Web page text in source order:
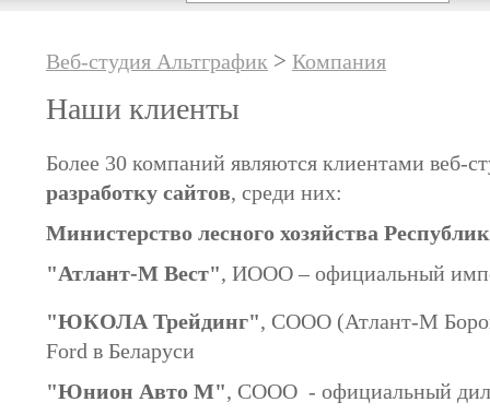
Веб-студия Альтграфик > Компания
Наши клиенты
Более 30 компаний являются клиентами веб-
разработку сайтов, среди них:
Министерство лесного хозяйства
"Атлант-М Вест", ИООО – официальный
"ЮКОЛА Трейдинг", СООО (Атлант-М
Ford в Беларуси
"Юнион Авто М", CООО - официальный